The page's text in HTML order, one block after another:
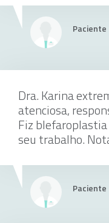
individualmente
Tonometria
individualmente
Paciente
Dra. Karina
atenciosa,
Fiz
seu trabalho.
Paciente